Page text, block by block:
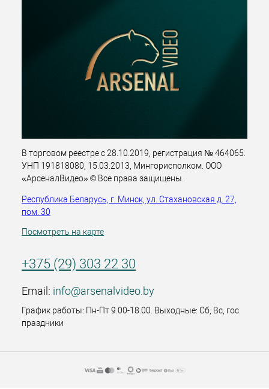
В торговом реестре с 28.10.2019, регистрация № 464065.
УНП 191818080, 15.03.2013, Мингорисполком. ООО
«АрсеналВидео» © Все права защищены.
Республика Беларусь, г. Минск, ул. Стахановская д. 27,
пом. 30
Посмотреть на карте
+375 (29) 303 22 30
Email: info@arsenalvideo.by
График работы: Пн-Пт 9.00-18.00. Выходные: Сб, Вс, гос.
праздники